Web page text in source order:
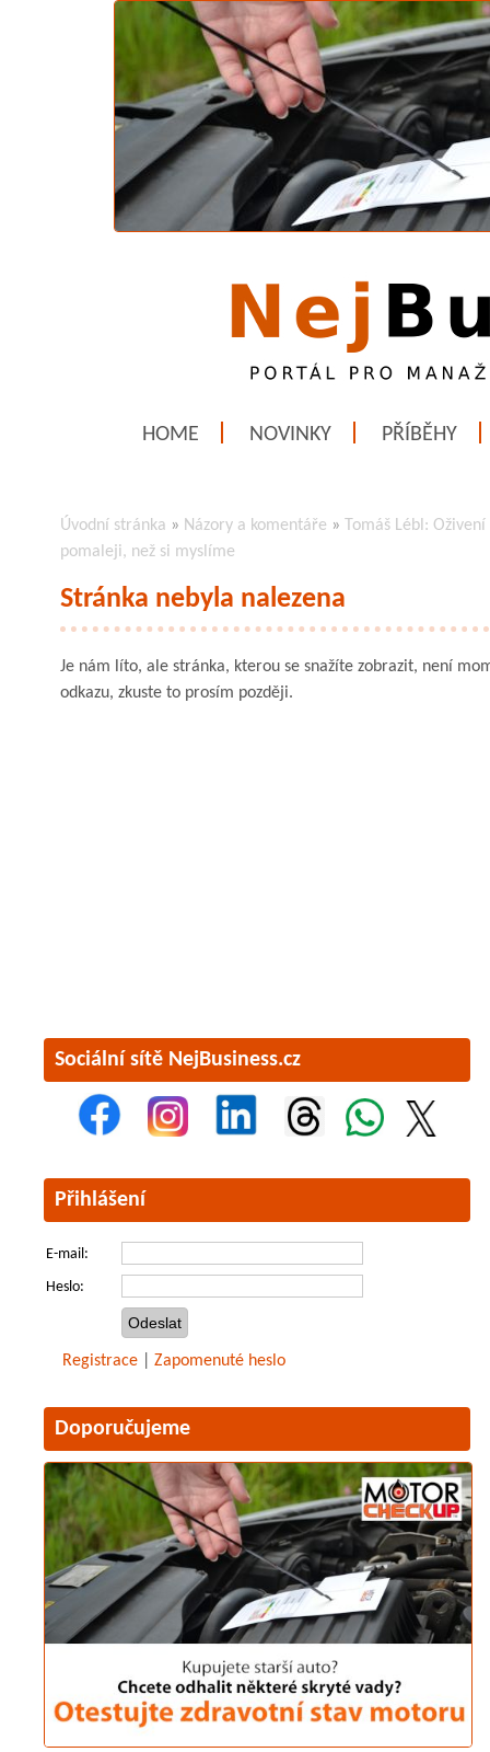
HOME NOVINKY PŘÍBĚHY
Úvodní stránka » Názory a komentáře » Tomáš Lébl:
pomaleji, než si myslíme
Stránka nebyla nalezena
Je nám líto, ale stránka, kterou se snažíte zobrazit, není
odkazu, zkuste to prosím později.
Sociální sítě NejBusiness.cz
Přihlášení
E-mail:
Heslo:
Registrace Zapomenuté heslo
Doporučujeme